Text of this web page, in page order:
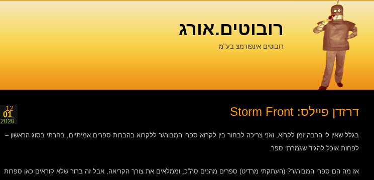
רובוטים.אורג
רובוטים אינפורמצ בע"מ
12
01
2020
דרזדן פיילס: Storm Front
בגלל שאין לי הרבה זמן לקרוא, ואני צריכה לבחור בין לקרוא ספרי המבורגר ללקרוא בהברות ספרים אמיתיים, בחרתי בסוג הראשון –
לפחות אוכל להגיד שגמרתי ספר.
אז מה הם ספרי המבורגר? (העתקתי מרדיט) ספרים מהנים סה”כ, וממלאים את צורך הקריאה, אבל זה ברור שלא קוראים כאן ספרות